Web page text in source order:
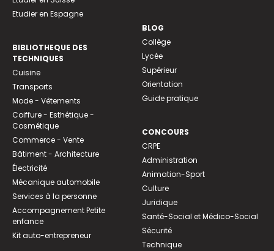
Etudier en Espagne
BIBLIOTHEQUE DES
TECHNIQUES
Cuisine
Transports
Mode - Vêtements
Coiffure - Esthétique -
Cosmétique
Commerce - Vente
Bâtiment - Architecture
Électricité
Mécanique automobile
Services à la personne
Accompagnement Petite
enfance
Kit auto-entrepreneur
BLOG
Collège
Lycée
Supérieur
Orientation
Guide pratique
CONCOURS
CRPE
Administration
Animation-Sport
Culture
Juridique
Santé-Social et Médico-Social
Sécurité
Technique